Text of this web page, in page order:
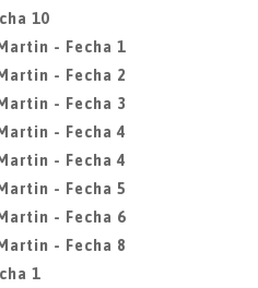
10
- Fecha 1
- Fecha 2
- Fecha 3
- Fecha 4
- Fecha 4
- Fecha 5
- Fecha 6
- Fecha 8
1